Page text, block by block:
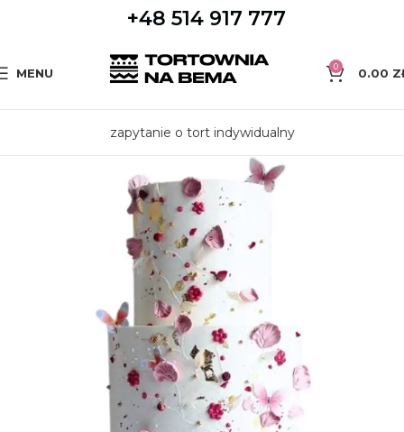
+48 514 917 777
MENU 0 0.00
zapytanie o tort indywidualny